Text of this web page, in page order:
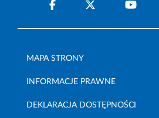
MAPA STRONY
INFORMACJE PRAWNE
DEKLARACJA DOSTĘPNOŚCI